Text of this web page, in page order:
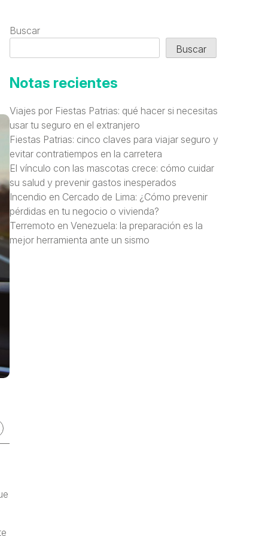
Buscar
Buscar
Notas recientes
Viajes por Fiestas Patrias: qué hacer si necesitas
usar tu seguro en el extranjero
Fiestas Patrias: cinco claves para viajar seguro y
evitar contratiempos en la carretera
El vínculo con las mascotas crece: cómo cuidar
su salud y prevenir gastos inesperados
Incendio en Cercado de Lima: ¿Cómo prevenir
pérdidas en tu negocio o vivienda?
Terremoto en Venezuela: la preparación es la
mejor herramienta ante un sismo